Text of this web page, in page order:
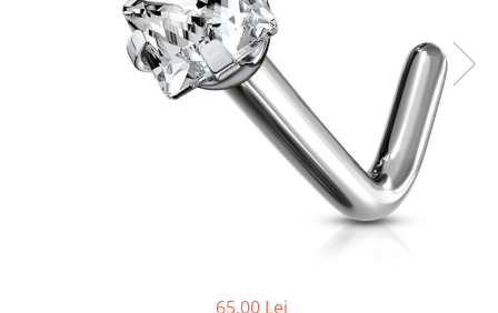
65,00 Lei